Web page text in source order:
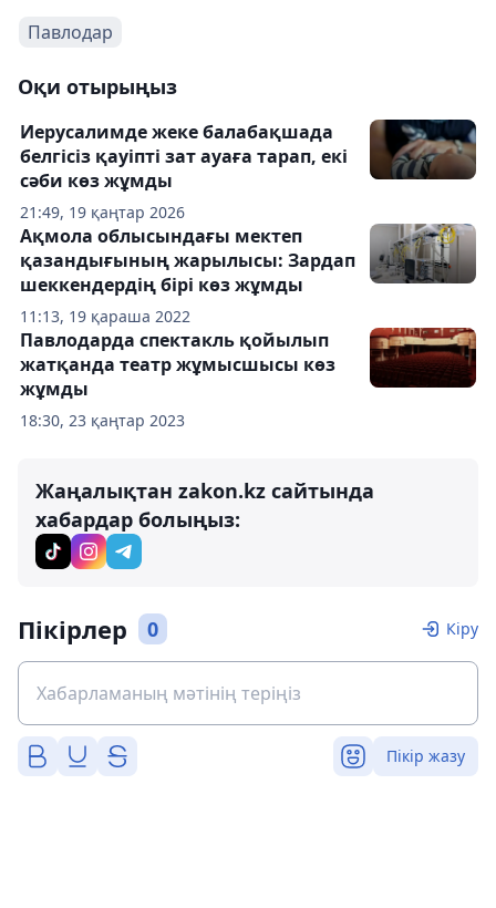
Павлодар
Оқи отырыңыз
21:49, 19 қаңтар 2026
Иерусалимде жеке балабақшада
белгісіз қауіпті зат ауаға тарап, екі
сәби көз жұмды
11:13, 19 қараша 2022
Ақмола облысындағы мектеп
қазандығының жарылысы: Зардап
шеккендердің бірі көз жұмды
18:30, 23 қаңтар 2023
Павлодарда спектакль қойылып
жатқанда театр жұмысшысы көз
жұмды
Жаңалықтан zakon.kz сайтында
хабардар болыңыз:
Пікірлер 0 Кіру
Пікір жазу